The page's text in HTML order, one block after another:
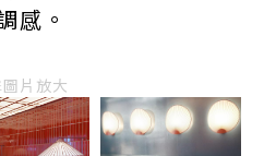
感。
片放大